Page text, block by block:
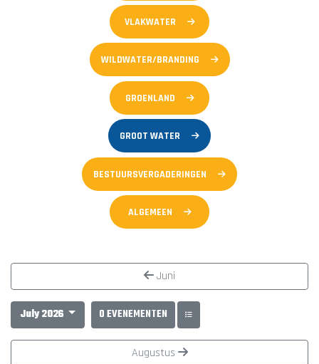
VLAKWATER
WILDWATER/BRANDING
GROENLAND
GROOT WATER
BESTUURSVERGADERINGEN
ALGEMEEN
Juni
July 2026 0 EVENEMENTEN
Augustus